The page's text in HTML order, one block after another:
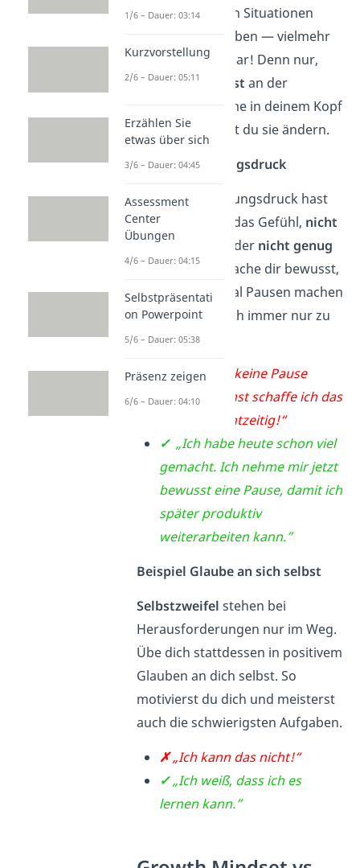
in verschiedenen Situationen
deines Lebens üben — vielmehr
musst du es sogar! Denn nur,
wenn dubewusst an der
negativen Stimme in deinem Kopf
arbeitest, kannst du sie ändern.
Beispiel Leistungsdruck
Durch den Leistungsdruck hast
du vielleicht oft das Gefühl, nicht
genug zu sein
oder nicht genug
zu erreichen
. Mache dir bewusst,
dass du auch mal Pausen machen
solltest, statt dich immer nur zu
stressen.
✗„Ich kann keine Pause
machen, sonst schaffe ich das
niemals rechtzeitig!“
✓„Ich habe heute schon viel
gemacht. Ich nehme mir jetzt
bewusst eine Pause, damit ich
später produktiv
weiterarbeiten kann.”
Beispiel Glaube an sich selbst
Selbstzweifel stehen bei
Herausforderungen nur im Weg.
Übe dich stattdessen in positivem
Glauben an dich selbst. So
motivierst du dich und meisterst
auch die schwierigsten Aufgaben.
✗„Ich kann das nicht!“
✓„Ich weiß, dass ich es
lernen kann.”
1/6 – Dauer: 03:14
Kurzvorstellung
2/6 – Dauer: 05:11
Erzählen Sie
etwas über sich
3/6 – Dauer: 04:45
Assessment
Center
Übungen
4/6 – Dauer: 04:15
Selbstpräsentati
on Powerpoint
5/6 – Dauer: 05:38
Präsenz zeigen
6/6 – Dauer: 04:10